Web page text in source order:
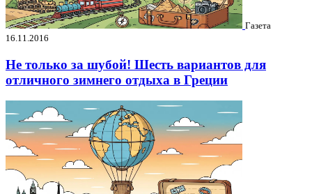
Газета
16.11.2016
Не только за шубой! Шесть вариантов для
отличного зимнего отдыха в Греции